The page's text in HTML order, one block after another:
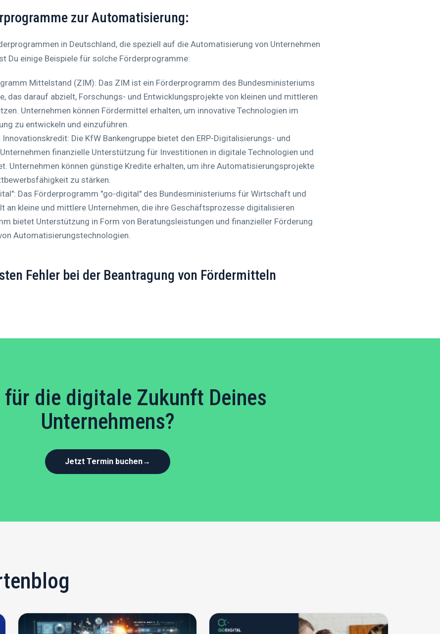
zur Automatisierung:
in Deutschland, die speziell auf die Automatisierung von Unternehmen
Du einige Beispiele für solche Förderprogramme:
Mittelstand (ZIM): Das ZIM ist ein Förderprogramm des Bundesministeriums
das darauf abzielt, Forschungs- und Entwicklungsprojekte von kleinen und mittleren
Unternehmen können Fördermittel erhalten, um innovative Technologien im
zu entwickeln und einzuführen.
Die KfW Bankengruppe bietet den ERP-Digitalisierungs- und
finanzielle Unterstützung für Investitionen in digitale Technologien und
Unternehmen können günstige Kredite erhalten, um ihre Automatisierungsprojekte
zu stärken.
Das Förderprogramm "go-digital" des Bundesministeriums für Wirtschaft und
an kleine und mittlere Unternehmen, die ihre Geschäftsprozesse digitalisieren
bietet Unterstützung in Form von Beratungsleistungen und finanzieller Förderung
Automatisierungstechnologien.
Fehler bei der Beantragung von Fördermitteln
für die digitale Zukunft Deines
Unternehmens?
Jetzt Termin buchen→